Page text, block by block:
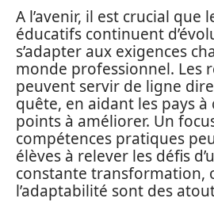
A l’avenir, il est crucial que
éducatifs continuent
s’adapter aux exigences
monde professionnel. Les
peuvent servir de ligne
quête, en aidant les pays
points à améliorer. Un
compétences pratiques
élèves à relever les défis
constante transformation,
l’adaptabilité sont des